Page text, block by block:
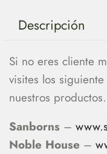
Descripción
Si no eres cliente
visites los
nuestros productos.
Sanborns –
Noble House –